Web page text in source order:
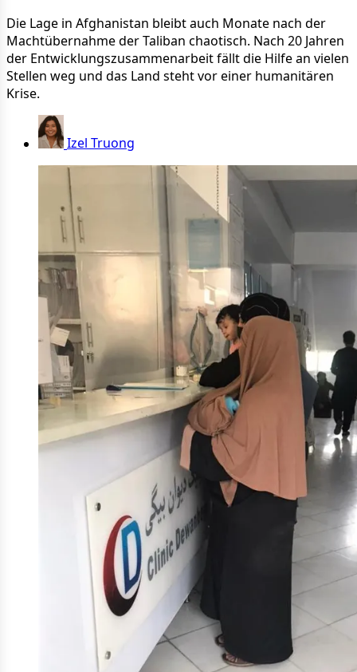
Die Lage in Afghanistan bleibt auch Monate nach der
Machtübernahme der Taliban chaotisch. Nach 20 Jahren
der Entwicklungszusammenarbeit fällt die Hilfe an vielen
Stellen weg und das Land steht vor einer humanitären
Krise.
Izel Truong